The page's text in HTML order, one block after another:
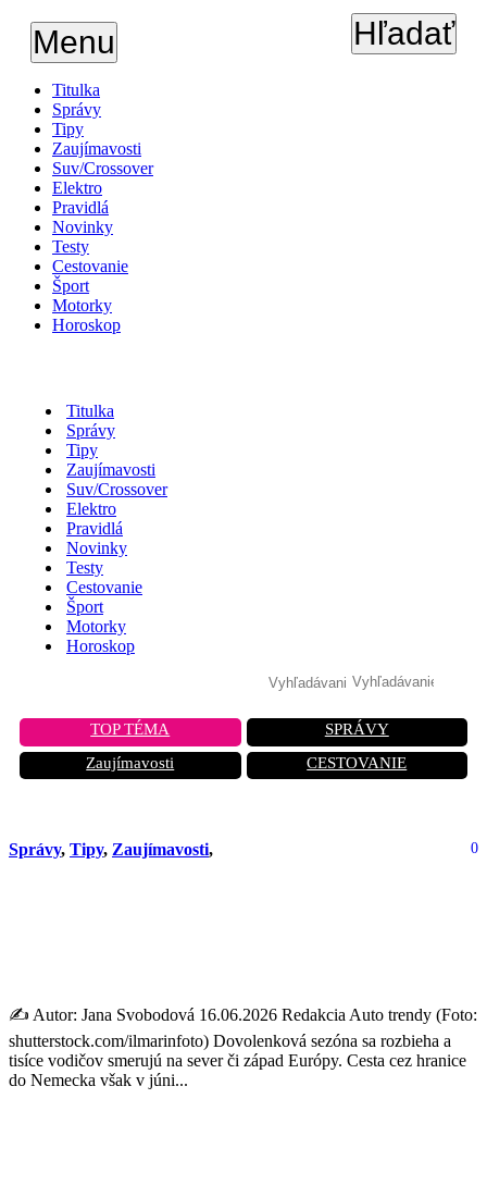
Menu Hľadať
Titulka
Správy
Tipy
Zaujímavosti
Suv/Crossover
Elektro
Pravidlá
Novinky
Testy
Cestovanie
Šport
Motorky
Horoskop
Titulka
Správy
Tipy
Zaujímavosti
Suv/Crossover
Elektro
Pravidlá
Novinky
Testy
Cestovanie
Šport
Motorky
Horoskop
TOP TÉMA
SPRÁVY
Zaujímavosti
CESTOVANIE
Správy, Tipy, Zaujímavosti, 0
✍️ Autor: Jana Svobodová 16.06.2026 Redakcia Auto trendy (Foto:
shutterstock.com/ilmarinfoto) Dovolenková sezóna sa rozbieha a
tisíce vodičov smerujú na sever či západ Európy. Cesta cez hranice
do Nemecka však v júni...